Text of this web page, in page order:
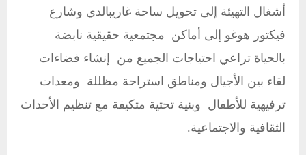
أشغال التهيئة إلى تحويل ساحة غاريبالدي وشارع
فيكتور هوغو إلى أماكن مجتمعية حقيقية نابضة
بالحياة تراعي احتياجات الجميع من
إنشاء فضاءات
لقاء بين الأجيال ومناطق استراحة مظللة ومعدات
ترفيهية للأطفال وبنية تحتية متكيفة مع تنظيم الأحداث
الثقافية والاجتماعية.